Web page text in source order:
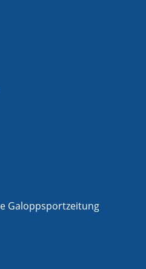
Galoppsportzeitung